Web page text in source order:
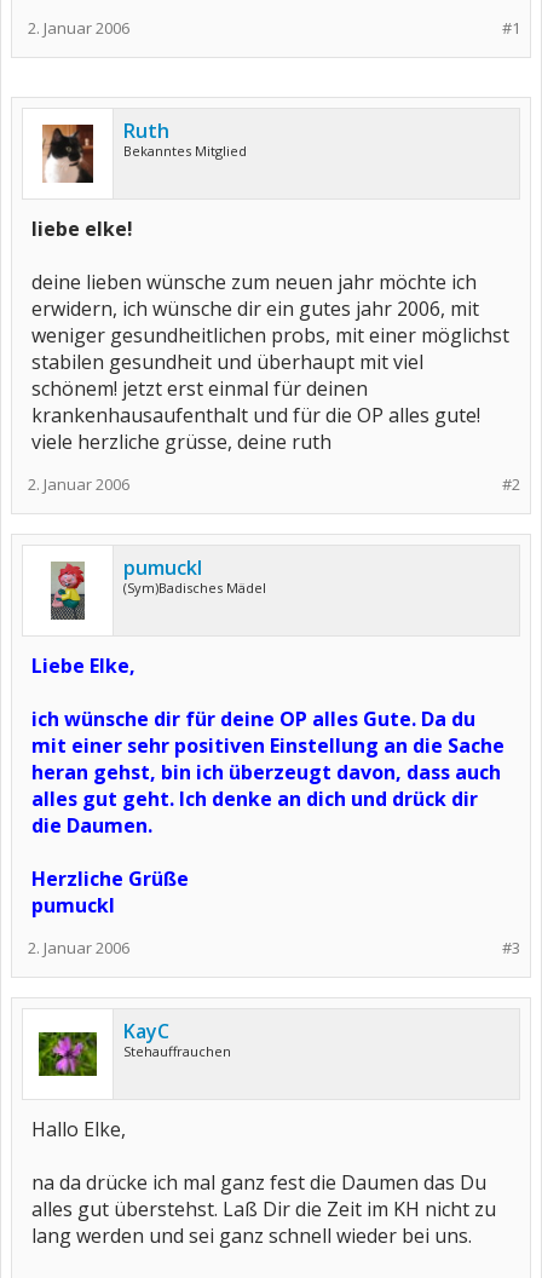
#1
2. Januar 2006
Ruth
Bekanntes Mitglied
liebe elke!
deine lieben wünsche zum neuen jahr möchte ich
erwidern, ich wünsche dir ein gutes jahr 2006, mit
weniger gesundheitlichen probs, mit einer möglichst
stabilen gesundheit und überhaupt mit viel
schönem! jetzt erst einmal für deinen
krankenhausaufenthalt und für die OP alles gute!
viele herzliche grüsse, deine ruth
#2
2. Januar 2006
pumuckl
(Sym)Badisches Mädel
Liebe Elke,
ich wünsche dir für deine OP alles Gute. Da du
mit einer sehr positiven Einstellung an die Sache
heran gehst, bin ich überzeugt davon, dass auch
alles gut geht. Ich denke an dich und drück dir
die Daumen.
Herzliche Grüße
pumuckl
#3
2. Januar 2006
KayC
Stehauffrauchen
Hallo Elke,
na da drücke ich mal ganz fest die Daumen das Du
alles gut überstehst. Laß Dir die Zeit im KH nicht zu
lang werden und sei ganz schnell wieder bei uns.